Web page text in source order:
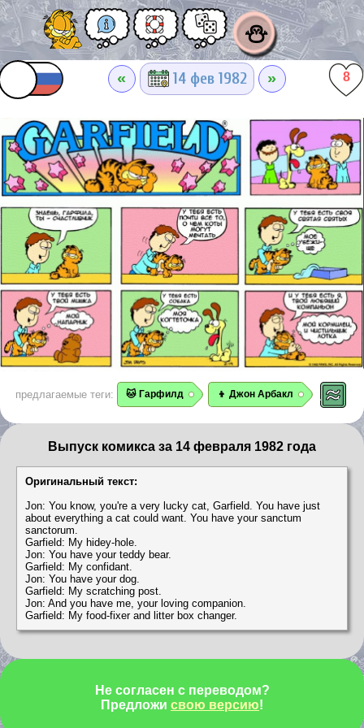
⛄
« 14 фев 1982 » 8
предлагаемые теги: 🐱 Гарфилд 👦 Джон Арбакл
Выпуск комикса за 14 февраля 1982 года
Оригинальный текст:
Jon: You know, you're a very lucky cat, Garfield. You have just
about everything a cat could want. You have your sanctum
sanctorum.
Garfield: My hidey-hole.
Jon: You have your teddy bear.
Garfield: My confidant.
Jon: You have your dog.
Garfield: My scratching post.
Jon: And you have me, your loving companion.
Garfield: My food-fixer and litter box changer.
Не согласен с переводом?
Предложи свою версию!